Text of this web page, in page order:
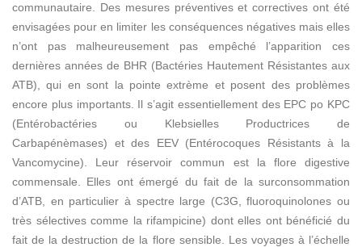
communautaire. Des mesures préventives et correctives ont été
envisagées pour en limiter les conséquences négatives mais elles
n’ont pas malheureusement pas empêché l’apparition ces
dernières années de BHR (Bactéries Hautement Résistantes aux
ATB), qui en sont la pointe extrème et posent des problèmes
encore plus importants. Il s’agit essentiellement des EPC po KPC
(Entérobactéries ou Klebsielles Productrices de
Carbapénèmases) et des EEV (Entérocoques Résistants à la
Vancomycine). Leur réservoir commun est la flore digestive
commensale. Elles ont émergé du fait de la surconsommation
d’ATB, en particulier à spectre large (C3G, fluoroquinolones ou
très sélectives comme la rifampicine) dont elles ont bénéficié du
fait de la destruction de la flore sensible. Les voyages à l’échelle